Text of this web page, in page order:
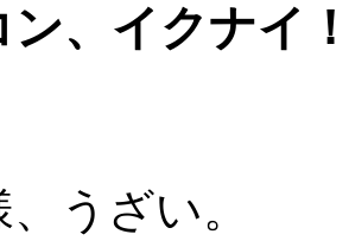
ン、イクナイ
うざい。